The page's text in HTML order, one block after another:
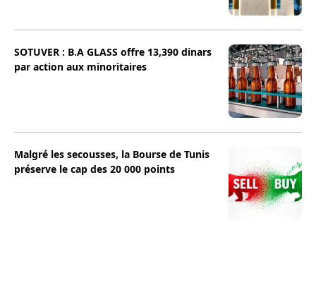
SOTUVER : B.A GLASS offre 13,390 dinars
par action aux minoritaires
Malgré les secousses, la Bourse de Tunis
préserve le cap des 20 000 points